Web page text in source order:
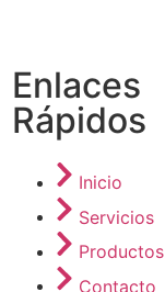
Enlaces
Rápidos
Inicio
Servicios
Productos
Contacto